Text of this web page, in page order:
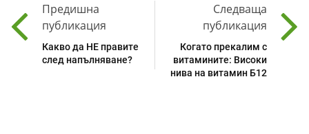
Предишна
публикация
Какво да НЕ правите
след напълняване?
Следваща
публикация
Когато прекалим с
витамините: Високи
нива на витамин Б12